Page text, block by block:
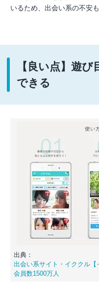
いるため、出会い系の不安
【良い点】遊
できる
出典：
出会い系サイト・イククル【
会員数1500万人